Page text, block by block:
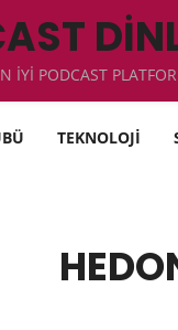
İYİ PODCAST
TEKNOLOJİ